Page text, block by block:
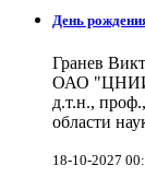
День
Гранев
ОАО
д.т.н.,
области
18-10-2027